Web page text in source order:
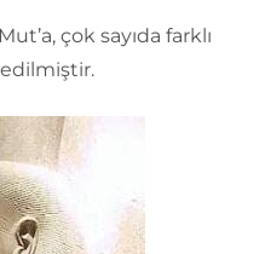
çok sayıda farklı